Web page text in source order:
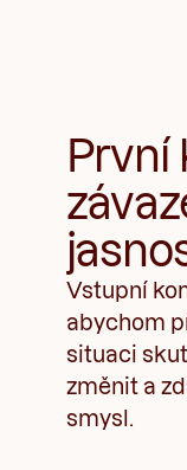
První
Vstupní
abychom
situaci
změnit a
smysl.